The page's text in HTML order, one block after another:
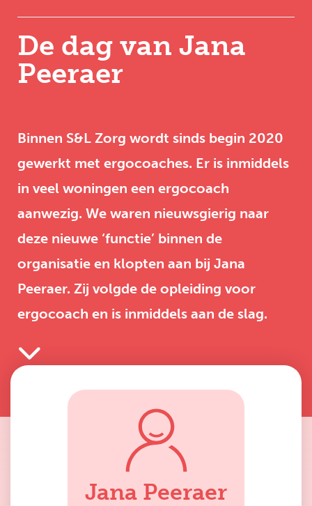
De dag van Jana
Peeraer
Binnen S&L Zorg wordt sinds begin 2020
gewerkt met ergocoaches. Er is inmiddels
in veel woningen een ergocoach
aanwezig. We waren nieuwsgierig naar
deze nieuwe ‘functie’ binnen de
organisatie en klopten aan bij Jana
Peeraer. Zij volgde de opleiding voor
ergocoach en is inmiddels aan de slag.
Jana Peeraer